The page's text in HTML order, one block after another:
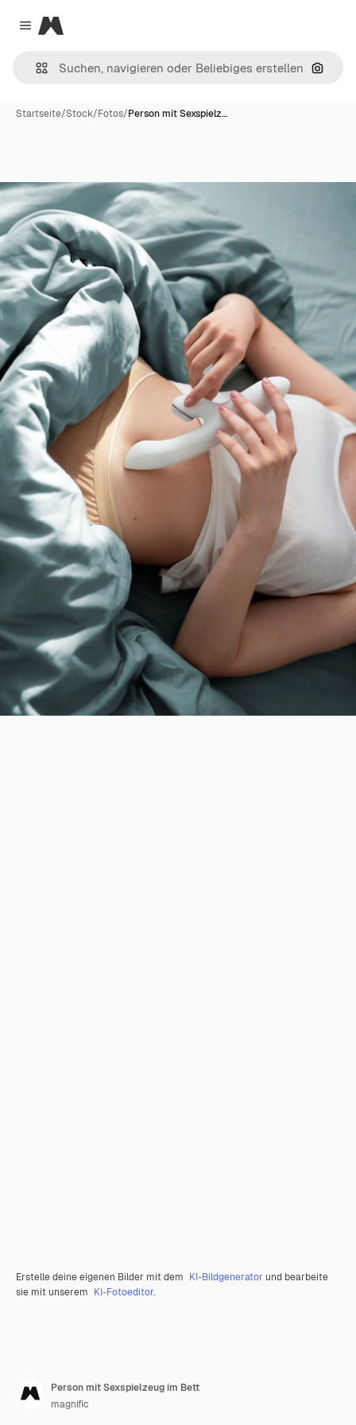
Close menu
Magnific
Nach
Startseite/Stock/Fotos/Person mit Sexspielz…
Erstelle deine eigenen Bilder mit dem KI-Bildgenerator und bearbeite
sie mit unserem KI-Fotoeditor.
Person mit Sexspielzeug im Bett
magnific